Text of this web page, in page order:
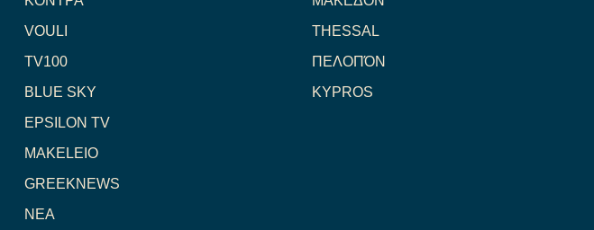
VOULI
TV100
BLUE SKY
EPSILON TV
MAKELEIO
GREEKNEWS
NEA
THESSAL
ΠΕΛΟΠΌΝ
KYPROS